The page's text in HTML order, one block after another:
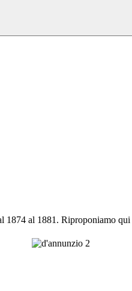
1874 al 1881. Riproponiamo qui